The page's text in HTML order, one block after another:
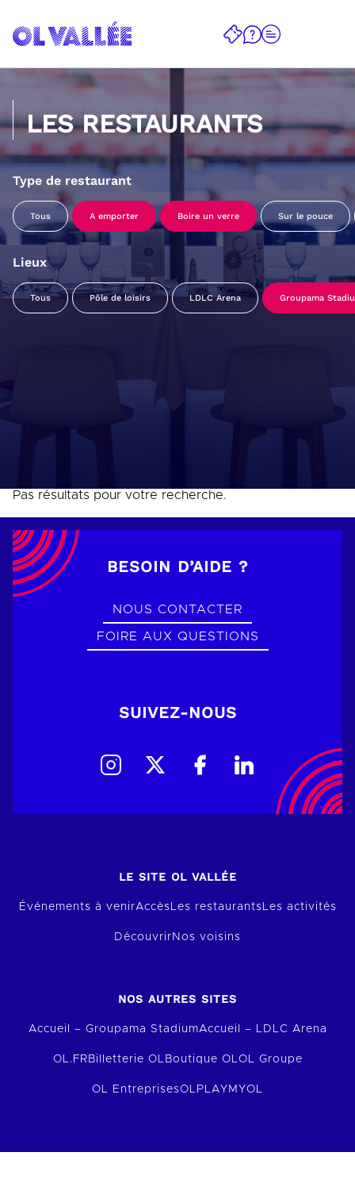
LES RESTAURANTS
Type de restaurant
Tous A emporter Boire un verre Sur le pouce
Lieux
Tous Pôle de loisirs LDLC Arena Groupama
Pas résultats pour votre recherche.
BESOIN D’AIDE ?
NOUS CONTACTER
FOIRE AUX QUESTIONS
SUIVEZ-NOUS
LE SITE OL VALLÉE
Événements à venirAccèsLes restaurantsLes activités
Découvrir Nos voisins
NOS AUTRES SITES
Accueil – Groupama StadiumAccueil – LDLC Arena
OL.FR Billetterie OL Boutique OLOL Groupe
OL EntreprisesOLPLAY MYOL